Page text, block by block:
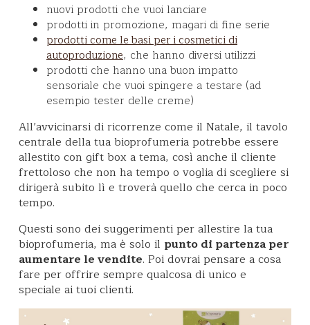
nuovi prodotti che vuoi lanciare
prodotti in promozione, magari di fine serie
prodotti come le basi per i cosmetici di
autoproduzione, che hanno diversi utilizzi
prodotti che hanno una buon impatto
sensoriale che vuoi spingere a testare (ad
esempio tester delle creme)
All’avvicinarsi di ricorrenze come il Natale, il tavolo
centrale della tua bioprofumeria potrebbe essere
allestito con gift box a tema, così anche il cliente
frettoloso che non ha tempo o voglia di scegliere si
dirigerà subito lì e troverà quello che cerca in poco
tempo.
Questi sono dei suggerimenti per allestire la tua
bioprofumeria, ma è solo il punto di partenza per
aumentare le vendite. Poi dovrai pensare a cosa
fare per offrire sempre qualcosa di unico e
speciale ai tuoi clienti.